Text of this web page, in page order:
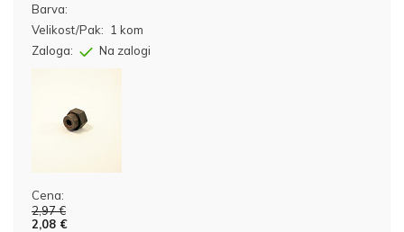
Barva:
Velikost/Pak:
1 kom
Zaloga:
Na zalogi
Cena:
2,97 €
2,08 €